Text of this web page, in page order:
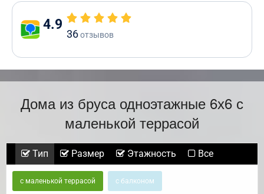
4.9
36отзывов
Дома из бруса одноэтажные 6х6 с
маленькой террасой
Тип Размер Этажность Все
с маленькой террасой с балконом